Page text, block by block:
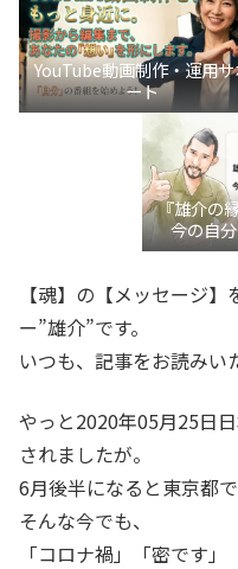
YouTube動画制作・運用
ート
『雄介の
今の自
き”
【魂】の【メッセージ
ー”雄介”です。
いつも、記事をお読みい
やっと2020年05月25日
されましたが。
6月後半になると東京都
そんな今でも、
「コロナ禍」「密です